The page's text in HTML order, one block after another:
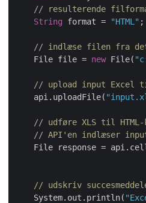
// resulterende
String format = "HTML" ;
// indlæse filen fra det
    File file =
new File(
// upload input Excel
    api.uploadFile(
// udføre XLS til
// API'en indlæser
File response =
// udskriv
    System.out.println(